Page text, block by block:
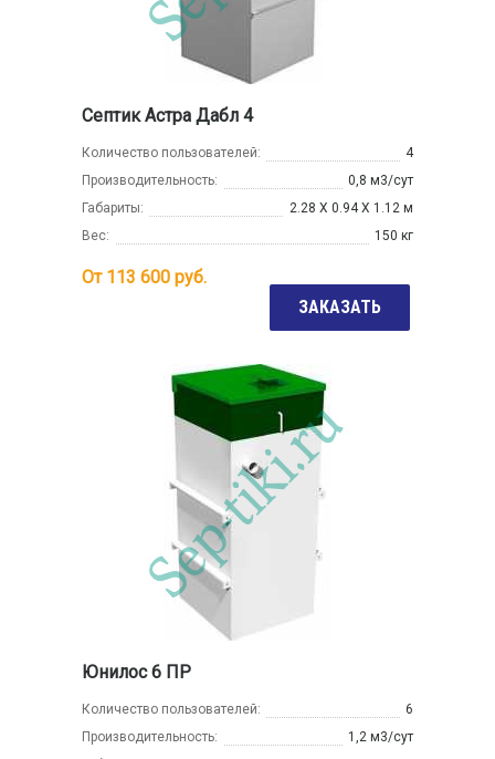
Септик Астра Дабл 4
Количество пользователей:
4
Производительность:
0,8 м3/сут
Габариты:
2.28 Х 0.94 Х 1.12 м
Вес:
150 кг
От 113 600 руб.
ЗАКАЗАТЬ
Юнилос 6 ПР
Количество пользователей:
6
Производительность:
1,2 м3/сут